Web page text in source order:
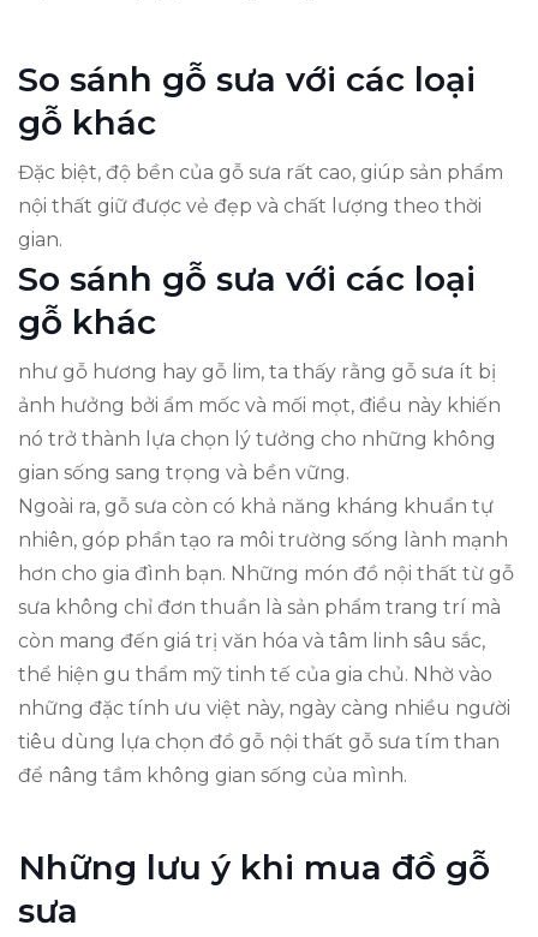
So sánh gỗ sưa với các loại
gỗ khác
Đặc biệt, độ bền của gỗ sưa rất cao, giúp sản phẩm
nội thất giữ được vẻ đẹp và chất lượng theo thời
gian.
So sánh gỗ sưa với các loại
gỗ khác
như gỗ hương hay gỗ lim, ta thấy rằng gỗ sưa ít bị
ảnh hưởng bởi ẩm mốc và mối mọt, điều này khiến
nó trở thành lựa chọn lý tưởng cho những không
gian sống sang trọng và bền vững.
Ngoài ra, gỗ sưa còn có khả năng kháng khuẩn tự
nhiên, góp phần tạo ra môi trường sống lành mạnh
hơn cho gia đình bạn. Những món đồ nội thất từ gỗ
sưa không chỉ đơn thuần là sản phẩm trang trí mà
còn mang đến giá trị văn hóa và tâm linh sâu sắc,
thể hiện gu thẩm mỹ tinh tế của gia chủ. Nhờ vào
những đặc tính ưu việt này, ngày càng nhiều người
tiêu dùng lựa chọn đồ gỗ nội thất gỗ sưa tím than
để nâng tầm không gian sống của mình.
Những lưu ý khi mua đồ gỗ
sưa